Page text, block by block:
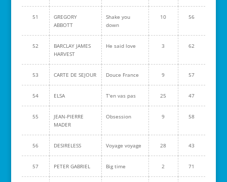
51
GREGORY
ABBOTT
Shake you
down
10 56
52
BARCLAY JAMES
HARVEST
He said love 3 62
53 CARTE DE SEJOUR Douce France 9 57
54 ELSA T'en vas pas 25 47
55
JEAN-PIERRE
MADER
Obsession 9 58
56 DESIRELESS Voyage voyage 28 43
57 PETER GABRIEL Big time 2 71